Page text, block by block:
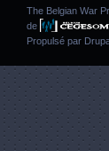
The Belgian War
de
Propulsé par